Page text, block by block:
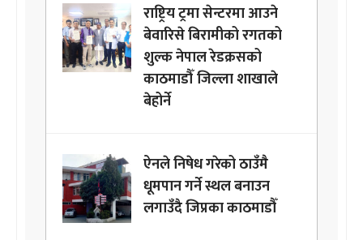
राष्ट्रिय ट्रमा सेन्टरमा आउने
बेवारिसे बिरामीको रगतको
शुल्क नेपाल रेडक्रसको
काठमाडौँ जिल्ला शाखाले
बेहोर्ने
ऐनले निषेध गरेको ठाउँमै
धूमपान गर्ने स्थल बनाउन
लगाउँदै जिप्रका काठमाडौँ